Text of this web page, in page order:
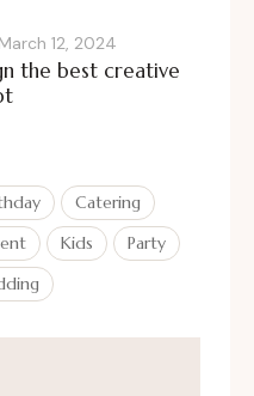
March 12, 2024
the best creative
Catering
Kids
Party